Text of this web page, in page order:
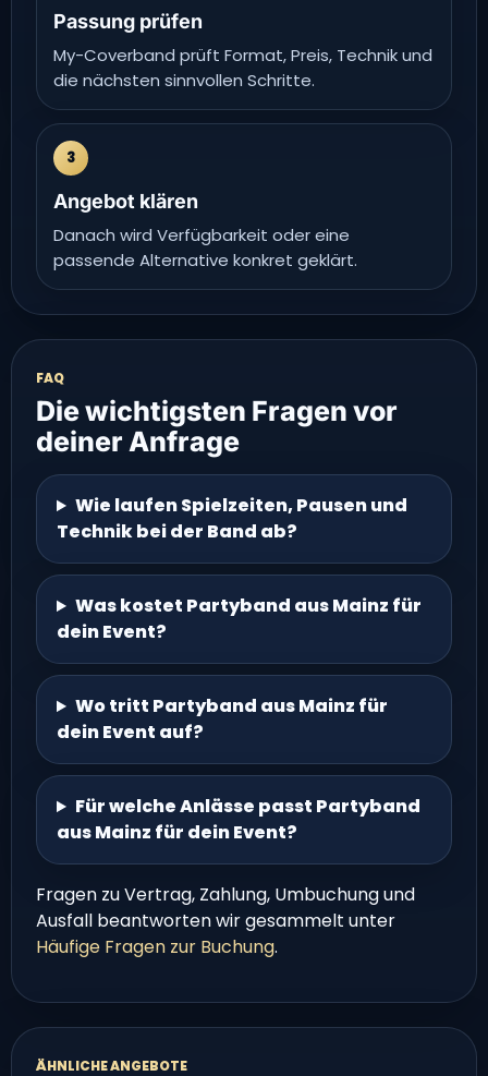
Passung prüfen
My-Coverband prüft Format, Preis, Technik und
die nächsten sinnvollen Schritte.
3
Angebot klären
Danach wird Verfügbarkeit oder eine
passende Alternative konkret geklärt.
FAQ
Die wichtigsten Fragen vor
deiner Anfrage
Wie laufen Spielzeiten, Pausen und
Technik bei der Band ab?
Was kostet Partyband aus Mainz für
dein Event?
Wo tritt Partyband aus Mainz für
dein Event auf?
Für welche Anlässe passt Partyband
aus Mainz für dein Event?
Fragen zu Vertrag, Zahlung, Umbuchung und
Ausfall beantworten wir gesammelt unter
Häufige Fragen zur Buchung.
ÄHNLICHE ANGEBOTE